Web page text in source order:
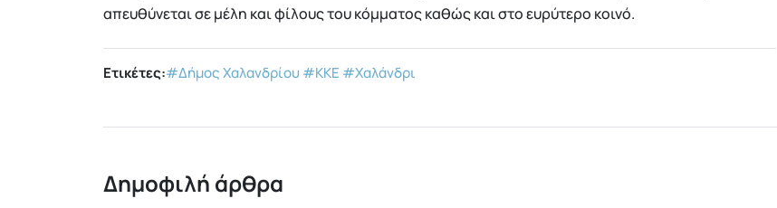
απευθύνεται σε μέλη και φίλους του κόμματος καθώς και στο ευρύτερο κοινό.
Ετικέτες:#Δήμος Χαλανδρίου #ΚΚΕ #Χαλάνδρι
Δημοφιλή άρθρα